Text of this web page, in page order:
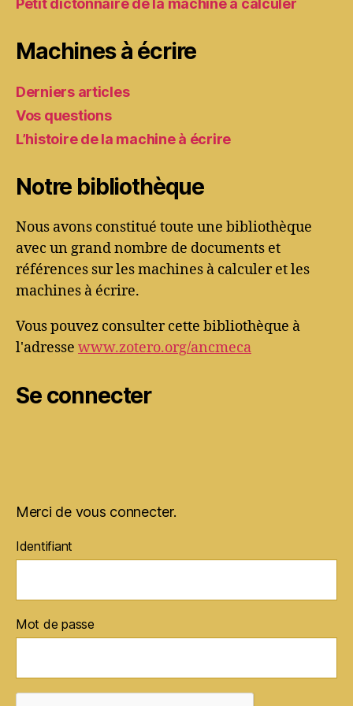
Petit dictonnaire de la machine à calculer
Machines à écrire
Derniers articles
Vos questions
L’histoire de la machine à écrire
Notre bibliothèque
Nous avons constitué toute une bibliothèque
avec un grand nombre de documents et
références sur les machines à calculer et les
machines à écrire.
Vous pouvez consulter cette bibliothèque à
l'adresse www.zotero.org/ancmeca
Se connecter
Merci de vous connecter.
Identifiant
Mot de passe